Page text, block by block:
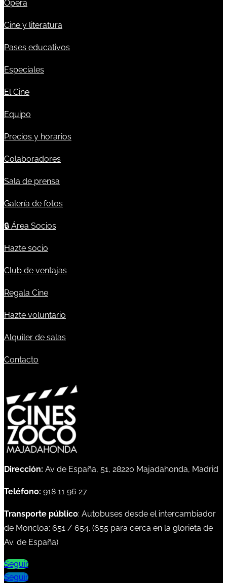
Ópera
Cine y literatura
Pases educativos
Especiales
El Cine
Equipo
Precios y horarios
Colaboradores
Sala de prensa
Galería de fotos
🔒 Área Socios
Hazte socio
Club de ventajas
Regala Cine
Hazte voluntario
Alquiler de salas
Contacto
Dirección: Av de España, 51, 28220 Majadahonda, Madrid
Teléfono: 918 11 96 27
Transporte público: Autobuses desde el intercambiador
de Moncloa: 651 / 654. (655 para cerca en la glorieta de
Av. de España)
Seguir
Seguir